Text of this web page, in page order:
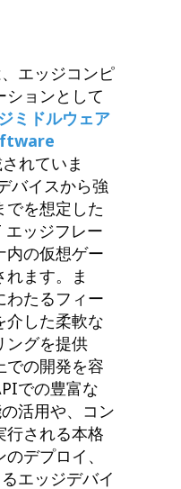
エッジコンピ
ションとして
ミドルウェア
れていま
バイスから強
でを想定した
ッジフレー
内の仮想ゲー
れます。ま
わたるフィー
介した柔軟な
ングを提供
での開発を容
での豊富な
活用や、コン
行される本格
デプロイ、
エッジデバイ